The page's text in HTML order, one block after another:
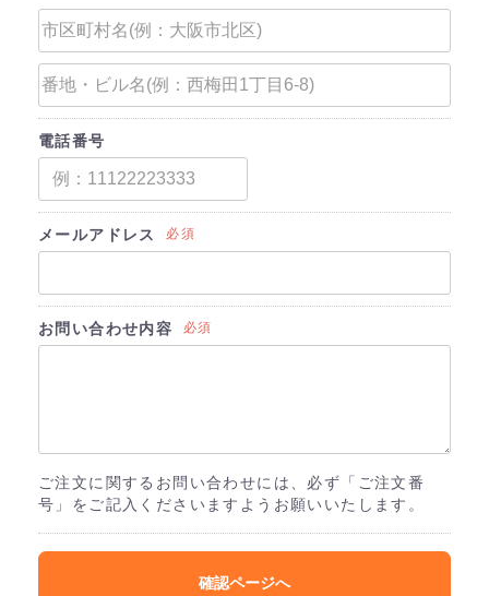
電話番号
メールアドレス 必須
お問い合わせ内容 必須
ご注文に関するお問い合わせには、必ず「ご注文番
号」をご記入くださいますようお願いいたします。
確認ページへ